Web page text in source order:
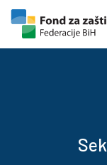
Skip to content
Skip to footer